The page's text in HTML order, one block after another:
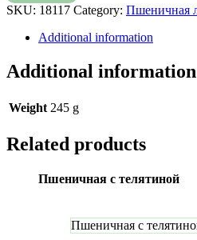
SKU: 18117 Category: Пшеничная
Additional information
Additional information
Weight 245 g
Related products
Пшеничная с телятиной
Пшеничная с